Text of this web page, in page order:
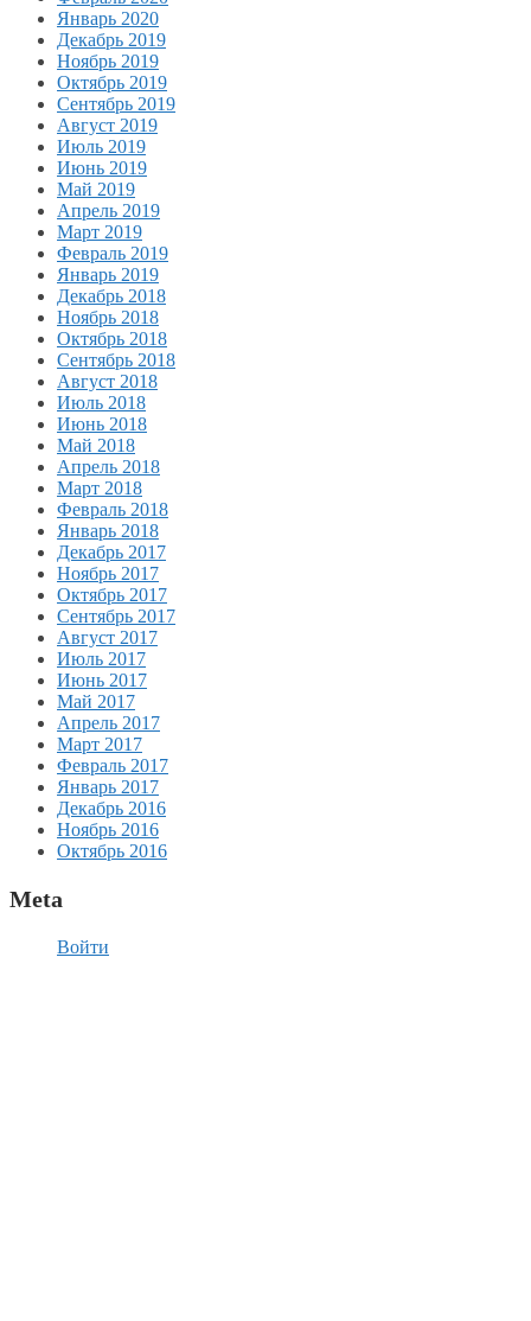
Январь 2020
Декабрь 2019
Ноябрь 2019
Октябрь 2019
Сентябрь 2019
Август 2019
Июль 2019
Июнь 2019
Май 2019
Апрель 2019
Март 2019
Февраль 2019
Январь 2019
Декабрь 2018
Ноябрь 2018
Октябрь 2018
Сентябрь 2018
Август 2018
Июль 2018
Июнь 2018
Май 2018
Апрель 2018
Март 2018
Февраль 2018
Январь 2018
Декабрь 2017
Ноябрь 2017
Октябрь 2017
Сентябрь 2017
Август 2017
Июль 2017
Июнь 2017
Май 2017
Апрель 2017
Март 2017
Февраль 2017
Январь 2017
Декабрь 2016
Ноябрь 2016
Октябрь 2016
Meta
Войти